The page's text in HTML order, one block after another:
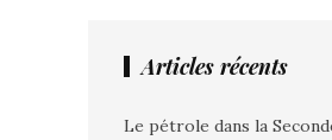
Articles récents
Le pétrole dans la